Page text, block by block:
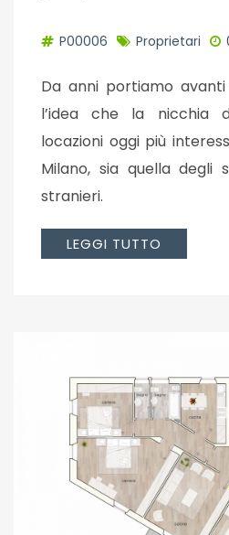
P00006 Proprietari
Da anni portiamo
l’idea che la nicchia
locazioni oggi più
Milano, sia quella degli
stranieri.
LEGGI TUTTO